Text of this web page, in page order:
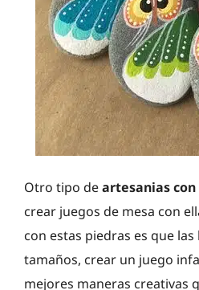
Otro tipo deartesanias
crear juegos de mesa con
con estas piedras es que
tamaños, crear un juego
mejores maneras creativas